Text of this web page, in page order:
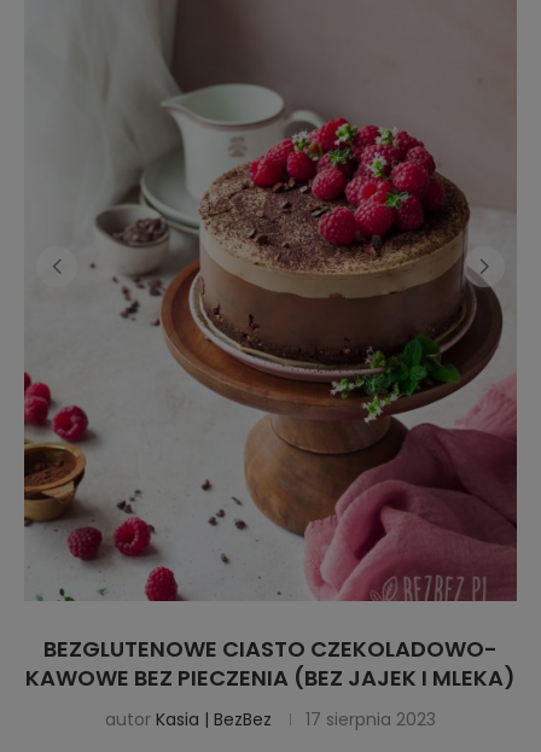
BEZGLUTENOWE CIASTO CZEKOLADOWO-
KAWOWE BEZ PIECZENIA (BEZ JAJEK I MLEKA)
autor Kasia | BezBez 17 sierpnia 2023